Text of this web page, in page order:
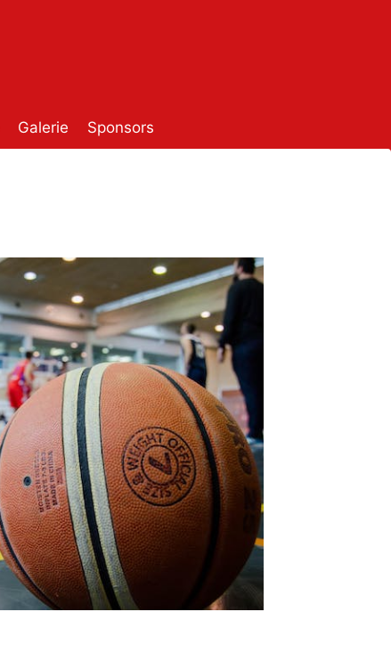
Galerie Sponsors